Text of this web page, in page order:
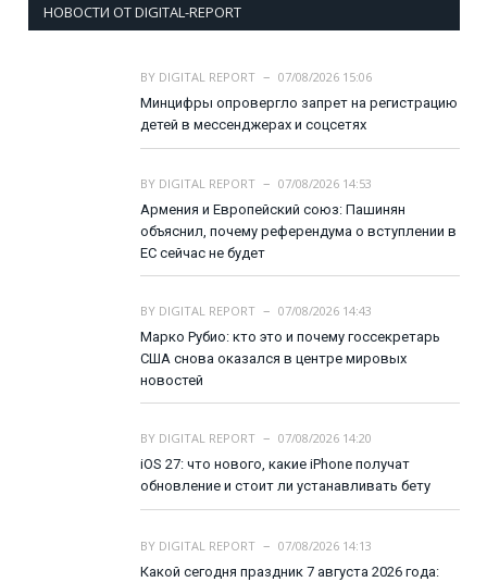
НОВОСТИ ОТ DIGITAL-REPORT
BY DIGITAL REPORT
07/08/2026 15:06
Минцифры опровергло запрет на регистрацию
детей в мессенджерах и соцсетях
BY DIGITAL REPORT
07/08/2026 14:53
Армения и Европейский союз: Пашинян
объяснил, почему референдума о вступлении в
ЕС сейчас не будет
BY DIGITAL REPORT
07/08/2026 14:43
Марко Рубио: кто это и почему госсекретарь
США снова оказался в центре мировых
новостей
BY DIGITAL REPORT
07/08/2026 14:20
iOS 27: что нового, какие iPhone получат
обновление и стоит ли устанавливать бету
BY DIGITAL REPORT
07/08/2026 14:13
Какой сегодня праздник 7 августа 2026 года: